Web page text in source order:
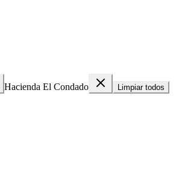
Hacienda El Condado Limpiar todos